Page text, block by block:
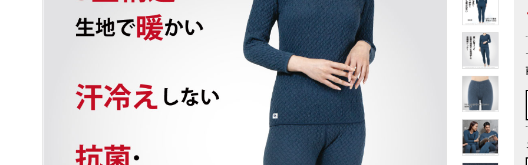
JAXAコラボ商品
全商品一覧
靴下
アウター
その他
全商品一覧
温活・ヘ
全商品一覧